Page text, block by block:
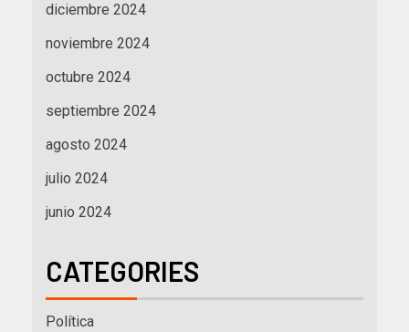
diciembre 2024
noviembre 2024
octubre 2024
septiembre 2024
agosto 2024
julio 2024
junio 2024
CATEGORIES
Política